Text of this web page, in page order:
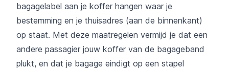
bagagelabel aan je koffer hangen waar je
bestemming en je thuisadres (aan de binnenkant)
op staat. Met deze maatregelen vermijd je dat een
andere passagier jouw koffer van de bagageband
plukt, en dat je bagage eindigt op een stapel